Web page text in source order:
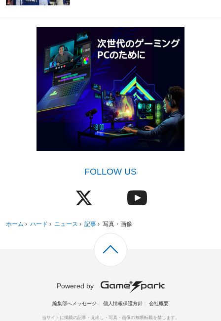
FOLLOW US
ホーム › ハード › ニュース › 記事 › 写真・画像
Powered by
編集部へメッセージ 個人情報保護方針 会社概要
当サイトに掲載の記事・見出し・写真・画像の無断転載を禁じます。